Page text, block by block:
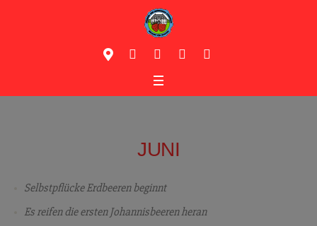
JUNI
Selbstpflücke Erdbeeren beginnt
Es reifen die ersten Johannisbeeren heran